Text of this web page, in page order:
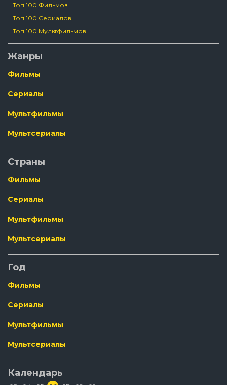
Топ 100 Фильмов
Топ 100 Сериалов
Топ 100 Мультфильмов
Жанры
Фильмы
Сериалы
Мультфильмы
Мультсериалы
Страны
Фильмы
Сериалы
Мультфильмы
Мультсериалы
Год
Фильмы
Сериалы
Мультфильмы
Мультсериалы
Календарь